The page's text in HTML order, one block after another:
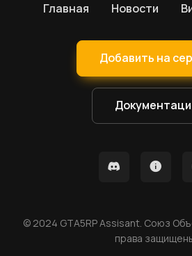
Главная Новости
Добавить на
© 2024 GTA5RP Assisant. Союз
права